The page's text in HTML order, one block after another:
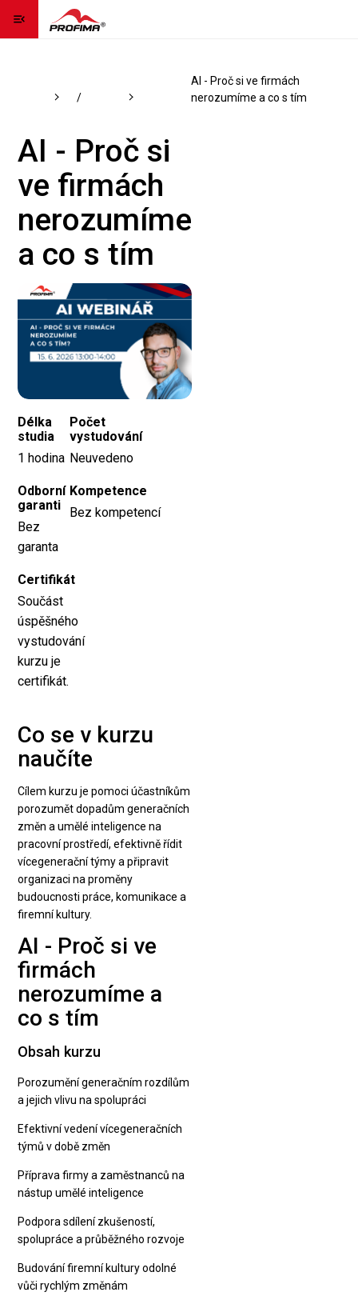
menu_open
Kontaktujte nás
Registrovat se
Přihlásit se
/
AI - Proč si ve firmách
nerozumíme a co s tím
AI - Proč si
ve firmách
nerozumíme
a co s tím
Délka
studia
1 hodina
Počet
vystudování
Neuvedeno
Odborní
garanti
Bez
garanta
Kompetence
Bez kompetencí
Certifikát
Součást
úspěšného
vystudování
kurzu je
certifikát.
Co se v kurzu
naučíte
Cílem kurzu je pomoci účastníkům
porozumět dopadům generačních
změn a umělé inteligence na
pracovní prostředí, efektivně řídit
vícegenerační týmy a připravit
organizaci na proměny
budoucnosti práce, komunikace a
firemní kultury.
AI - Proč si ve
firmách
nerozumíme a
co s tím
Obsah kurzu
Porozumění generačním rozdílům
a jejich vlivu na spolupráci
Efektivní vedení vícegeneračních
týmů v době změn
Příprava firmy a zaměstnanců na
nástup umělé inteligence
Podpora sdílení zkušeností,
spolupráce a průběžného rozvoje
Budování firemní kultury odolné
vůči rychlým změnám